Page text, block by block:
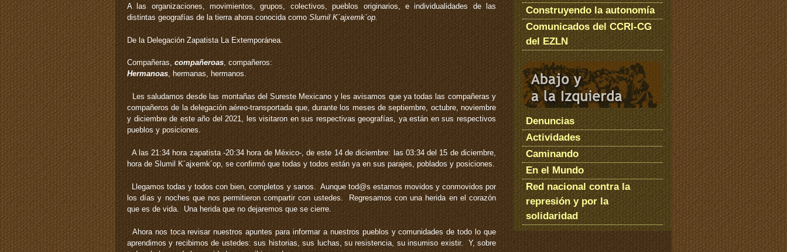
A las organizaciones, movimientos, grupos, colectivos, pueblos originarios, e individualidades de las
distintas geografías de la tierra ahora conocida como Slumil K´ajxemk´op.
De la Delegación Zapatista La Extemporánea.
Compañeras, compañeroas, compañeros:
Hermanoas, hermanas, hermanos.
Les saludamos desde las montañas del Sureste Mexicano y les avisamos que ya todas las compañeras y
compañeros de la delegación aéreo-transportada que, durante los meses de septiembre, octubre, noviembre
y diciembre de este año del 2021, les visitaron en sus respectivas geografías, ya están en sus respectivos
pueblos y posiciones.
A las 21:34 hora zapatista -20:34 hora de México-, de este 14 de diciembre: las 03:34 del 15 de diciembre,
hora de Slumil K´ajxemk´op, se confirmó que todas y todos están ya en sus parajes, poblados y posiciones.
Llegamos todas y todos con bien, completos y sanos. Aunque tod@s estamos movidos y conmovidos por
los días y noches que nos permitieron compartir con ustedes. Regresamos con una herida en el corazón
que es de vida. Una herida que no dejaremos que se cierre.
Ahora nos toca revisar nuestros apuntes para informar a nuestros pueblos y comunidades de todo lo que
aprendimos y recibimos de ustedes: sus historias, sus luchas, su resistencia, su insumiso existir. Y, sobre
Construyendo la autonomía
Comunicados del CCRI-CG
del EZLN
Denuncias
Actividades
Caminando
En el Mundo
Red nacional contra la
represión y por la
solidaridad